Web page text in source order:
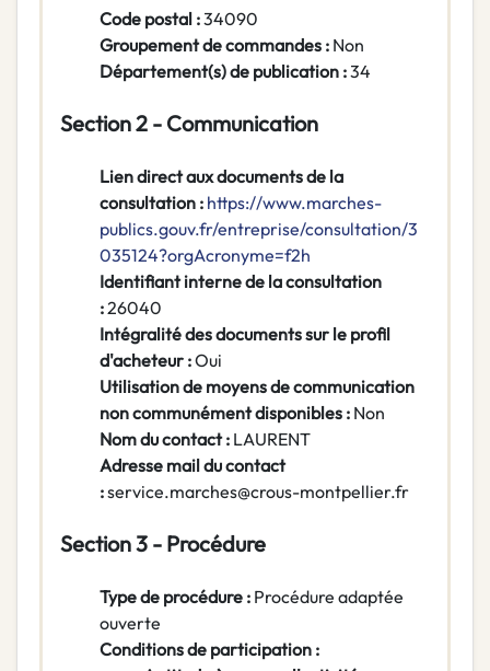
Code postal :34090
Groupement de commandes : Non
Département(s) de publication :34
Section 2 - Communication
Lien direct aux documents de la
consultation : https://www.marches-
publics.gouv.fr/entreprise/consultation/3
035124?orgAcronyme=f2h
Identifiant interne de la consultation
:26040
Intégralité des documents sur le profil
d'acheteur :Oui
Utilisation de moyens de communication
non communément disponibles : Non
Nom du contact : LAURENT
Adresse mail du contact
:service.marches@crous-montpellier.fr
Section 3 - Procédure
Type de procédure : Procédure adaptée
ouverte
Conditions de participation :